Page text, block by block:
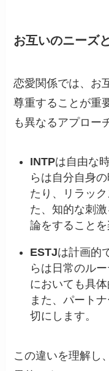
お互いのニーズ
恋愛関係では、お
尊重することが重
も異なるアプロー
INTPは自由な
らは自分自身
たり、リラッ
た、知的な刺
論をすることを
ESTJは計画的
らは日常のル
においても具
また、パート
切にします。
この違いを理解し